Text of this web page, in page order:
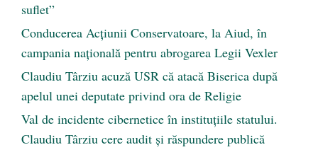
suflet”
Conducerea Acțiunii Conservatoare, la Aiud, în
campania națională pentru abrogarea Legii Vexler
Claudiu Târziu acuză USR că atacă Biserica după
apelul unei deputate privind ora de Religie
Val de incidente cibernetice în instituțiile statului.
Claudiu Târziu cere audit și răspundere publică